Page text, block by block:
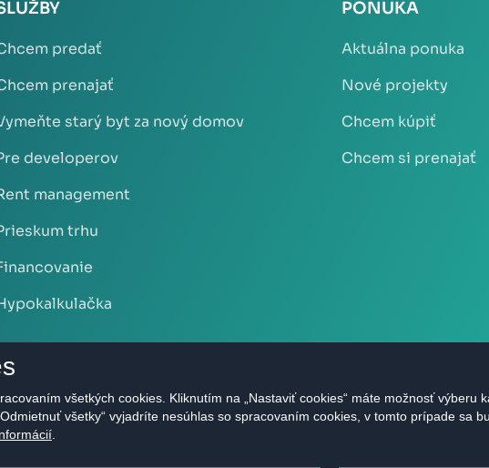
predať
prenajať
starý byt za nový domov
developerov
management
trhu
PONUKA
Aktuálna ponuka
Nové projekty
Chcem kúpiť
Chcem si prenajať
všetkých cookies. Kliknutím na „Nastaviť cookies“ máte možnosť výberu
všetky“ vyjadríte nesúhlas so spracovaním cookies, v tomto prípade sa